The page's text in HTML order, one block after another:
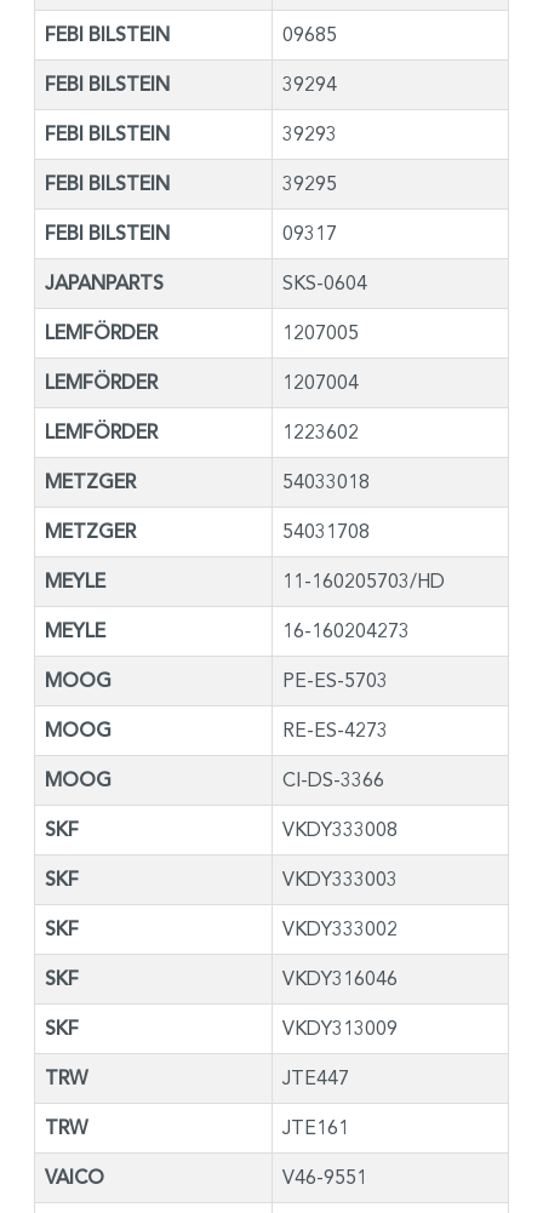
FEBI BILSTEIN 09685
FEBI BILSTEIN 39294
FEBI BILSTEIN 39293
FEBI BILSTEIN 39295
FEBI BILSTEIN 09317
JAPANPARTS SKS-0604
LEMFÖRDER 1207005
LEMFÖRDER 1207004
LEMFÖRDER 1223602
METZGER 54033018
METZGER 54031708
MEYLE 11-160205703/HD
MEYLE 16-160204273
MOOG PE-ES-5703
MOOG RE-ES-4273
MOOG CI-DS-3366
SKF VKDY333008
SKF VKDY333003
SKF VKDY333002
SKF VKDY316046
SKF VKDY313009
TRW JTE447
TRW JTE161
VAICO V46-9551